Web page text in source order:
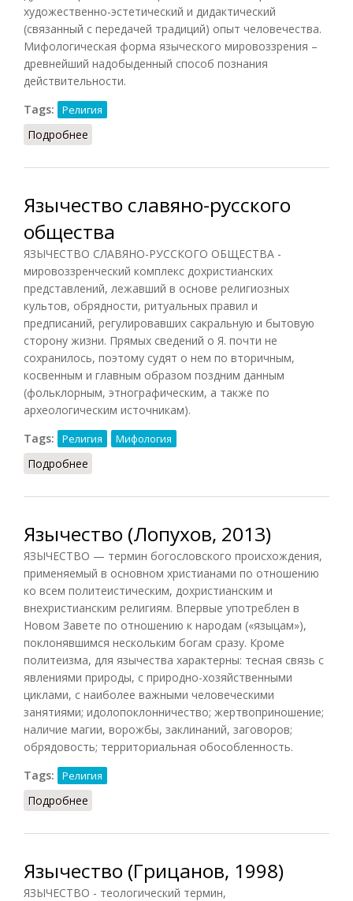
художественно-эстетический и дидактический
(связанный с передачей традиций) опыт человечества.
Мифологическая форма языческого мировоззрения –
древнейший надобыденный способ познания
действительности.
Tags:
Религия
Подробнее
Язычество славяно-русского
общества
ЯЗЫЧЕСТВО СЛАВЯНО-РУССКОГО ОБЩЕСТВА -
мировоззренческий комплекс дохристианских
представлений, лежавший в основе религиозных
культов, обрядности, ритуальных правил и
предписаний, регулировавших сакральную и бытовую
сторону жизни. Прямых сведений о Я. почти не
сохранилось, поэтому судят о нем по вторичным,
косвенным и главным образом поздним данным
(фольклорным, этнографическим, а также по
археологическим источникам).
Tags:
Религия Мифология
Подробнее
Язычество (Лопухов, 2013)
ЯЗЫЧЕСТВО — термин богословского происхождения,
применяемый в основном христианами по отношению
ко всем политеистическим, дохристианским и
внехристианским религиям. Впервые употреблен в
Новом Завете по отношению к народам («языцам»),
поклонявшимся нескольким богам сразу. Кроме
политеизма, для язычества характерны: тесная связь с
явлениями природы, с природно-хозяйственными
циклами, с наиболее важными человеческими
занятиями; идолопоклонничество; жертвоприношение;
наличие магии, ворожбы, заклинаний, заговоров;
обрядовость; территориальная обособленность.
Tags:
Религия
Подробнее
Язычество (Грицанов, 1998)
ЯЗЫЧЕСТВО - теологический термин,